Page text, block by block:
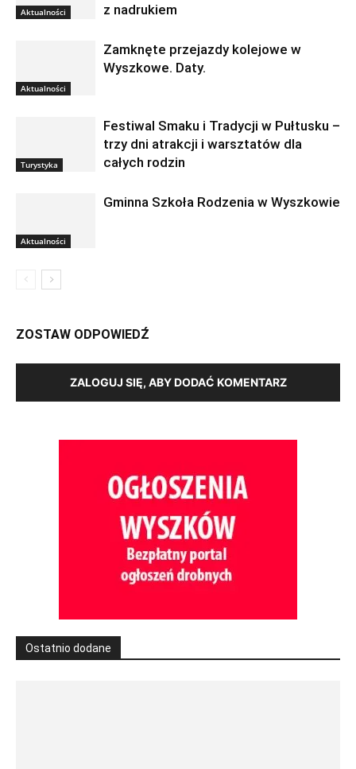
Aktualności
z nadrukiem
Aktualności
Zamknęte przejazdy kolejowe w
Wyszkowe. Daty.
Turystyka
Festiwal Smaku i Tradycji w Pułtusku –
trzy dni atrakcji i warsztatów dla
całych rodzin
Aktualności
Gminna Szkoła Rodzenia w Wyszkowie
ZOSTAW ODPOWIEDŹ
ZALOGUJ SIĘ, ABY DODAĆ KOMENTARZ
Ostatnio dodane